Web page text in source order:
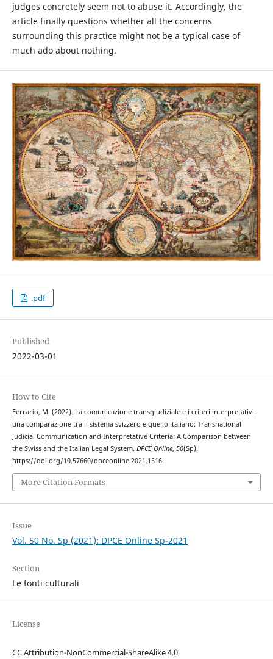
judges concretely seem not to abuse it. Accordingly, the
article finally questions whether all the concerns
surrounding this practice might not be a typical case of
much ado about nothing.
.pdf
Published
2022-03-01
How to Cite
Ferrario, M. (2022). La comunicazione transgiudiziale e i criteri interpretativi:
una comparazione tra il sistema svizzero e quello italiano: Transnational
Judicial Communication and Interpretative Criteria: A Comparison between
the Swiss and the Italian Legal System. DPCE Online, 50(Sp).
https://doi.org/10.57660/dpceonline.2021.1516
More Citation Formats
Issue
Vol. 50 No. Sp (2021): DPCE Online Sp-2021
Section
Le fonti culturali
License
CC Attribution-NonCommercial-ShareAlike 4.0